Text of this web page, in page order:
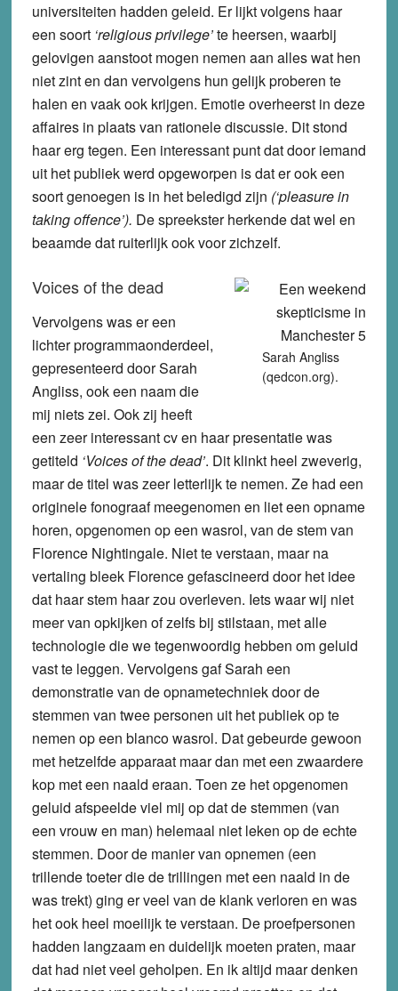
universiteiten hadden geleid. Er lijkt volgens haar
een soort ‘religious privilege’te heersen, waarbij
gelovigen aanstoot mogen nemen aan alles wat hen
niet zint en dan vervolgens hun gelijk proberen te
halen en vaak ook krijgen. Emotie overheerst in deze
affaires in plaats van rationele discussie. Dit stond
haar erg tegen. Een interessant punt dat door iemand
uit het publiek werd opgeworpen is dat er ook een
soort genoegen is in het beledigd zijn (‘pleasure in
taking offence’). De spreekster herkende dat wel en
beaamde dat ruiterlijk ook voor zichzelf.
Sarah Angliss
(qedcon.org).
Voices of the dead
Vervolgens was er een
lichter programmaonderdeel,
gepresenteerd door Sarah
Angliss, ook een naam die
mij niets zei. Ook zij heeft
een zeer interessant cv en haar presentatie was
getiteld ‘Voices of the dead’. Dit klinkt heel zweverig,
maar de titel was zeer letterlijk te nemen. Ze had een
originele fonograaf meegenomen en liet een opname
horen, opgenomen op een wasrol, van de stem van
Florence Nightingale. Niet te verstaan, maar na
vertaling bleek Florence gefascineerd door het idee
dat haar stem haar zou overleven. Iets waar wij niet
meer van opkijken of zelfs bij stilstaan, met alle
technologie die we tegenwoordig hebben om geluid
vast te leggen. Vervolgens gaf Sarah een
demonstratie van de opnametechniek door de
stemmen van twee personen uit het publiek op te
nemen op een blanco wasrol. Dat gebeurde gewoon
met hetzelfde apparaat maar dan met een zwaardere
kop met een naald eraan. Toen ze het opgenomen
geluid afspeelde viel mij op dat de stemmen (van
een vrouw en man) helemaal niet leken op de echte
stemmen. Door de manier van opnemen (een
trillende toeter die de trillingen met een naald in de
was trekt) ging er veel van de klank verloren en was
het ook heel moeilijk te verstaan. De proefpersonen
hadden langzaam en duidelijk moeten praten, maar
dat had niet veel geholpen. En ik altijd maar denken